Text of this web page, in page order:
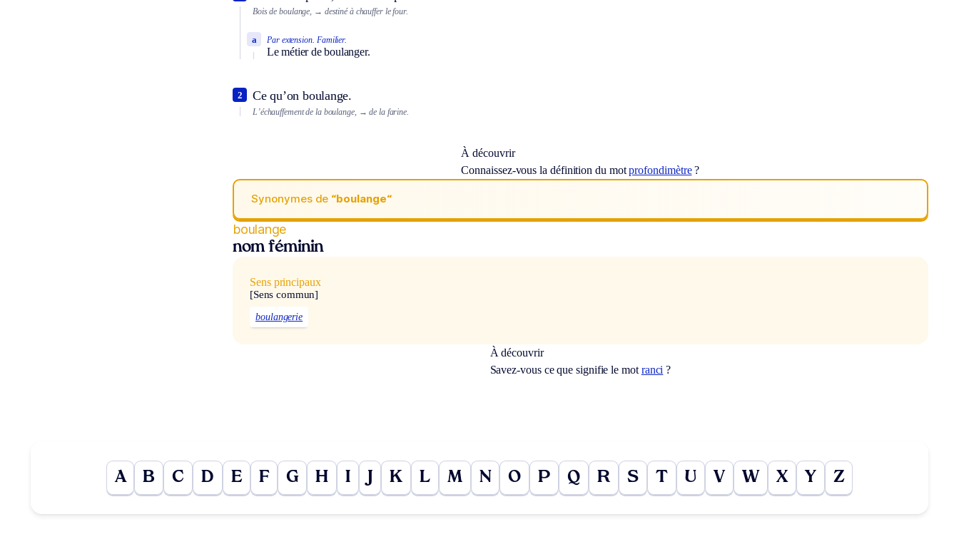
Bois de boulange, → destiné à chauffer le four.
Par extension. Familier.
Le métier de boulanger.
a
Ce qu’on boulange.
2
L’échauffement de la boulange, → de la farine.
À découvrir
Connaissez-vous la définition du motprofondimètre?
Synonymes de “boulange“
boulange
nom féminin
Sens principaux
[Sens commun]
boulangerie
À découvrir
Savez-vous ce que signifie le mot ranci ?
A B C D E F G H I J K L M N O P Q R S T U V W X Y Z